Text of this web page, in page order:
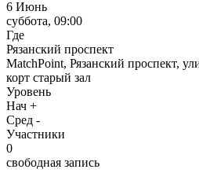
6 Июнь
суббота, 09:00
Где
Рязанский проспект
MatchPoint, Рязанский проспект,
корт старый зал
Уровень
Нач +
Сред -
Участники
0
свободная запись